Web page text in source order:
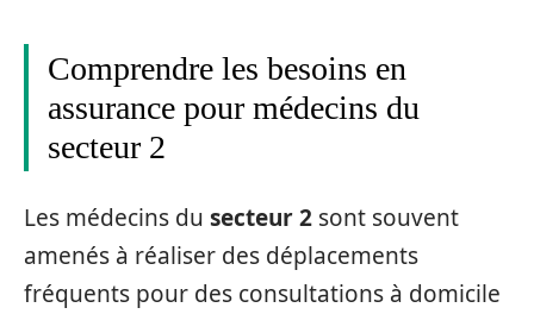
Comprendre les besoins en
assurance pour médecins du
secteur 2
Les médecins du secteur 2 sont souvent
amenés à réaliser des déplacements
fréquents pour des consultations à domicile